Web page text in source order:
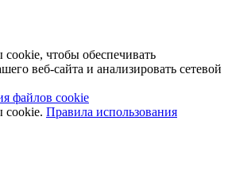
чтобы обеспечивать
веб-сайта и анализировать сетевой
файлов cookie
cookie. Правила использования